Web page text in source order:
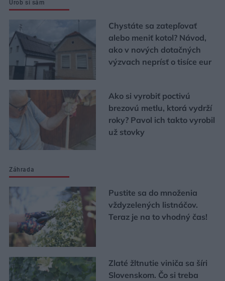
Urob si sám
Chystáte sa zatepľovať
alebo meniť kotol? Návod,
ako v nových dotačných
výzvach neprísť o tisíce eur
Ako si vyrobiť poctivú
brezovú metlu, ktorá vydrží
roky? Pavol ich takto vyrobil
už stovky
Záhrada
Pustite sa do množenia
vždyzelených listnáčov.
Teraz je na to vhodný čas!
Zlaté žltnutie viniča sa šíri
Slovenskom. Čo si treba